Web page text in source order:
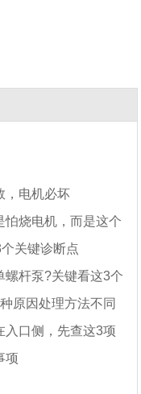
，电机必坏
怕烧电机，而是这个
关键诊断点
螺杆泵?关键看这3个
原因处理方法不同
入口侧，先查这3项
项